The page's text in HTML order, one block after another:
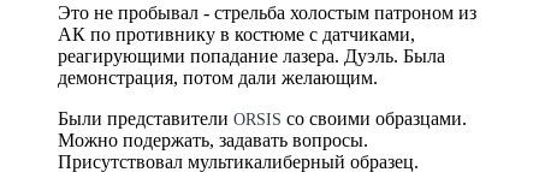
Это не пробывал - стрельба холостым патроном из
АК по противнику в костюме с датчиками,
реагирующими попадание лазера. Дуэль. Была
демонстрация, потом дали желающим.
Были представители ORSIS со своими образцами.
Можно подержать, задавать вопросы.
Присутствовал мультикалиберный образец.